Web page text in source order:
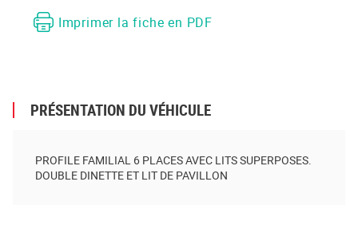
Imprimer la fiche en PDF
PRÉSENTATION DU VÉHICULE
PROFILE FAMILIAL 6 PLACES AVEC LITS SUPERPOSES.
DOUBLE DINETTE ET LIT DE PAVILLON